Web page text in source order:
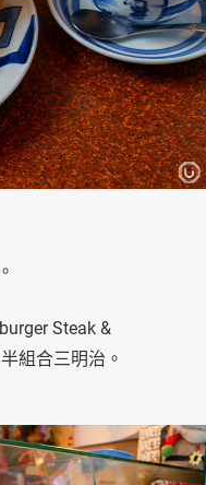
Steak &
組合三明治。